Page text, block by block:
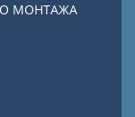
МОНТАЖА